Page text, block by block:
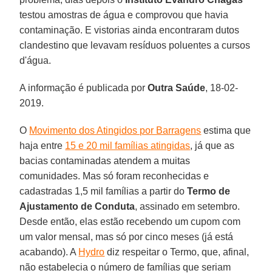
testou amostras de água e comprovou que havia
contaminação. E vistorias ainda encontraram dutos
clandestino que levavam resíduos poluentes a cursos
d'água.
A informação é publicada porOutra Saúde, 18-02-
2019.
O Movimento dos Atingidos por Barragens estima que
haja entre 15 e 20 mil famílias atingidas, já que as
bacias contaminadas atendem a muitas
comunidades. Mas só foram reconhecidas e
cadastradas 1,5 mil famílias a partir doTermo de
Ajustamento de Conduta, assinado em setembro.
Desde então, elas estão recebendo um cupom com
um valor mensal, mas só por cinco meses (já está
acabando). A Hydro diz respeitar o Termo, que, afinal,
não estabelecia o número de famílias que seriam